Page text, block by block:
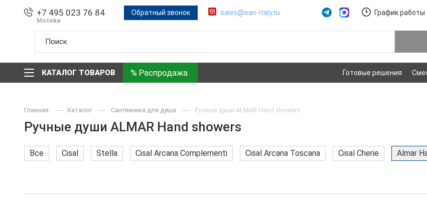
+7 495 023 76 84
Москва
Обратный звонок sales@san-italy.ru График работы
КАТАЛОГ ТОВАРОВ % Распродажа Готовые решения
Главная Каталог Сантехника для душа Ручные души ALMAR Hand showers
Ручные души ALMAR Hand showers
Все Cisal Stella Cisal Arcana Complementi Cisal Arcana Toscana Cisal Cherie Almar